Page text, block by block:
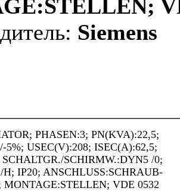
Siemens
PHASEN:3; PN(KVA):22,5;
5%; USEC(V):208; ISEC(A):62,5;
SCHIRMW.:DYN5 /0;
IP20; ANSCHLUSS:SCHRAUB-
MONTAGE:STELLEN; VDE 0532